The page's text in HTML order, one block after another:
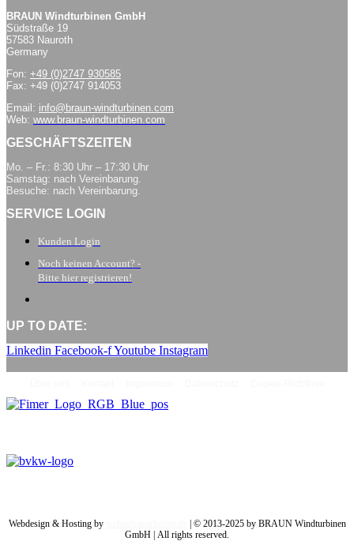
BRAUN Windturbinen GmbH
Südstraße 19
57583 Nauroth
Germany
Fon: +49 (0)2747 930585
Fax: +49 (0)2747 914053
Email: info@braun-windturbinen.com
Web: www.braun-windturbinen.com
GESCHÄFTSZEITEN
Mo. – Fr.: 8:30 Uhr – 17:30 Uhr
Samstag: nach Vereinbarung.
Besuche: nach Vereinbarung.
SERVICE LOGIN
Kunden Login
Noch keinen Account? -
Bitte hier registrieren!
UP TO DATE:
Linkedin Facebook-fYoutube Instagram
Webdesign & Hosting by
| © 2013-2025 by BRAUN Windturbinen
GmbH | All rights reserved.